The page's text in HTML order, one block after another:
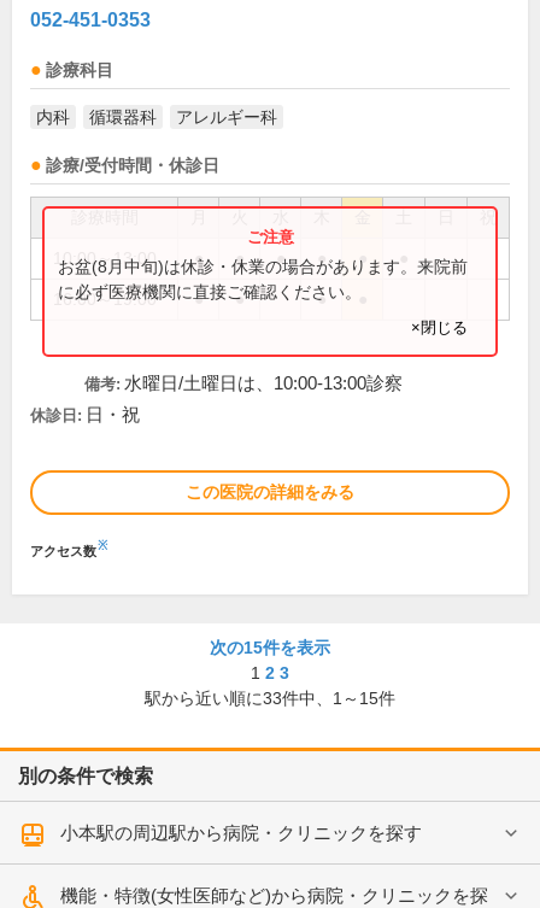
052-451-0353
診療科目
内科 循環器科 アレルギー科
診療/受付時間・休診日
祝
10:00～13:00 ● ● ● ● ●
16:00～19:00 ● ● ●
お盆(8月中旬)は休診・休業の場合があります。来院前
に必ず医療機関に直接ご確認ください。
×閉じる
備考: 水曜日/土曜日は、10:00-13:00診察
休診日: 日・祝
この医院の詳細をみる
アクセス数※
次の15件を表示
1 2 3
駅から近い順に33件中、 1～15件
別の条件で検索
小本駅の周辺駅から病院・クリニックを探す
機能・特徴(女性医師など)から病院・クリニックを探